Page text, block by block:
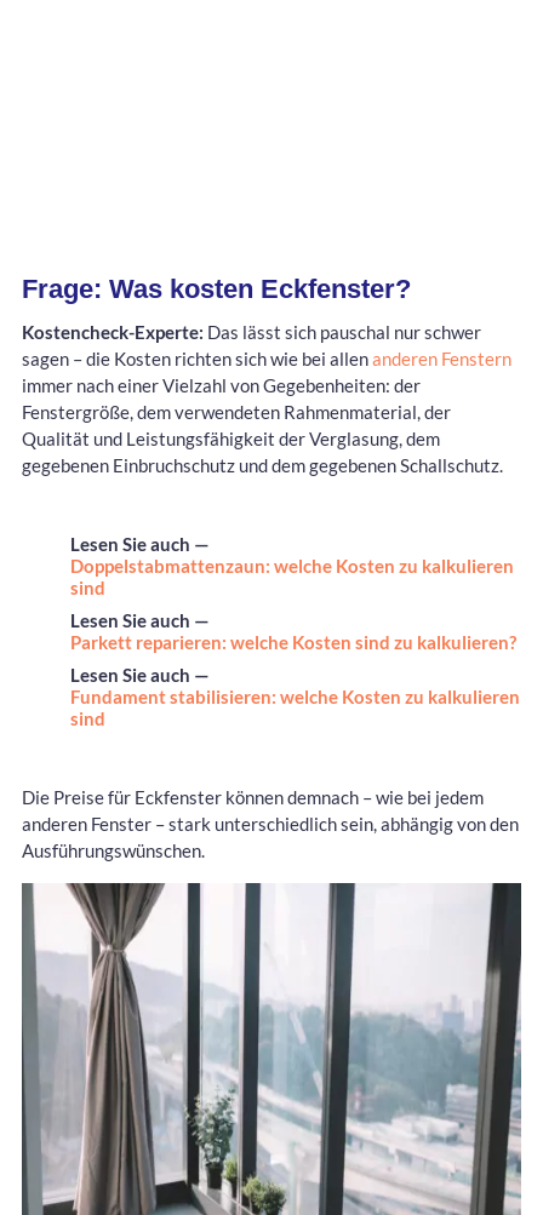
Frage: Was kosten Eckfenster?
Kostencheck-Experte: Das lässt sich pauschal nur schwer
sagen – die Kosten richten sich wie bei allenanderen Fenstern
immer nach einer Vielzahl von Gegebenheiten: der
Fenstergröße, dem verwendeten Rahmenmaterial, der
Qualität und Leistungsfähigkeit der Verglasung, dem
gegebenen Einbruchschutz und dem gegebenen Schallschutz.
Lesen Sie auch —
Doppelstabmattenzaun: welche Kosten zu kalkulieren
sind
Lesen Sie auch —
Parkett reparieren: welche Kosten sind zu kalkulieren?
Lesen Sie auch —
Fundament stabilisieren: welche Kosten zu kalkulieren
sind
Die Preise für Eckfenster können demnach – wie bei jedem
anderen Fenster – stark unterschiedlich sein, abhängig von den
Ausführungswünschen.